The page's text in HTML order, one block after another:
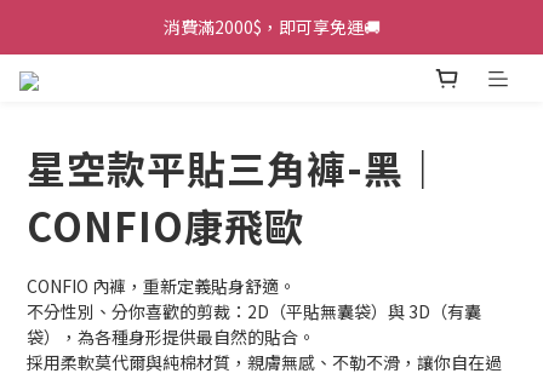
加入會員，再送100元折扣金💰
消費滿2000$，即可享免運🚚
星空款平貼三角褲-黑｜
CONFIO康飛歐
CONFIO 內褲，重新定義貼身舒適。
不分性別、分你喜歡的剪裁：2D（平貼無囊袋）與 3D（有囊
袋），為各種身形提供最自然的貼合。
採用柔軟莫代爾與純棉材質，親膚無感、不勒不滑，讓你自在過